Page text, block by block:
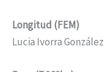
Longitud (FEM)
Lucia Ivorra